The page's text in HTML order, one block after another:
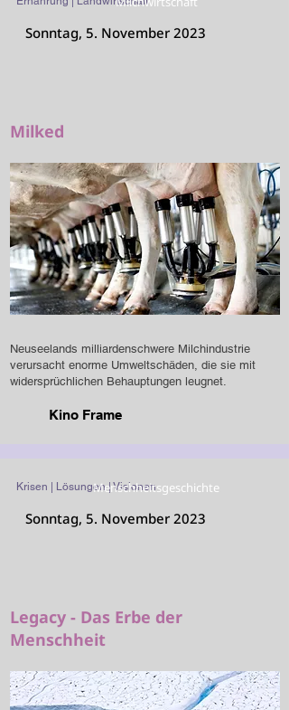
Sonntag, 5. November 2023
Milked
Neuseelands milliardenschwere Milchindustrie
verursacht enorme Umweltschäden, die sie mit
widersprüchlichen Behauptungen leugnet.
Kino Frame
Krisen | Lösungen | VisionenMenschheitsgeschichte
Sonntag, 5. November 2023
Legacy - Das Erbe der
Menschheit